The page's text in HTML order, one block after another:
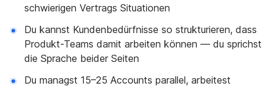
schwierigen Vertrags Situationen
Du kannst Kundenbedürfnisse so strukturieren, dass
Produkt-Teams damit arbeiten können — du sprichst
die Sprache beider Seiten
Du managst 15–25 Accounts parallel, arbeitest